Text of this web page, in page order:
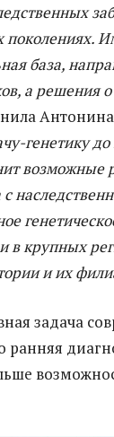
база,
а решения
генетику до
в крупных
и их
задача